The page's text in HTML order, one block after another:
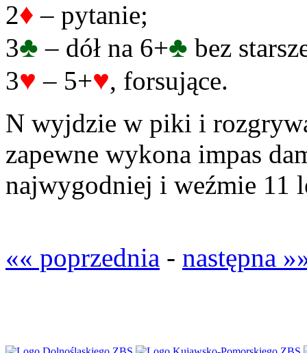
2♦ – pytanie;
3♣ – dół na 6+♣ bez
3♥ – 5+♥, forsujące.
N wyjdzie w piki i
zapewne wykona impas
najwygodniej i weźmie 11
«« poprzednia - następna